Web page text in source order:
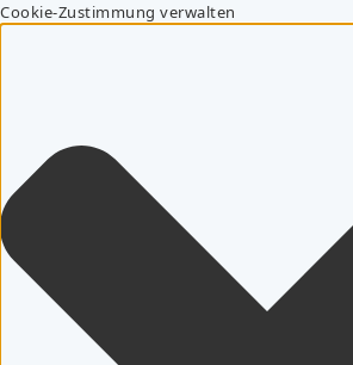
Cookie-Zustimmung verwalten